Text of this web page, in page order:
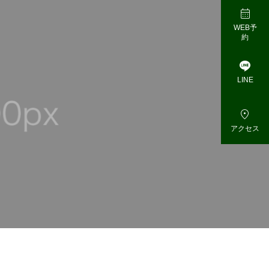

WEB予
約

LINE

アクセス